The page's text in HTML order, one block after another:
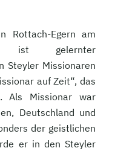
Rottach-Egern am
ist gelernter
Steyler Missionaren
auf Zeit“, das
Als Missionar war
Deutschland und
der geistlichen
er in den Steyler